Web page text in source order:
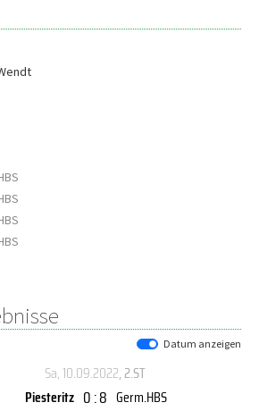
Datum anzeigen
Sa, 10.09.2022, 2.ST
Piesteritz 0 : 8 Germ.HBS